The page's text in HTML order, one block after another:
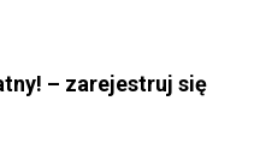
– zarejestruj się